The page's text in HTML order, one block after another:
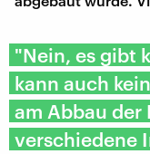
"Nein, es gibt
kann auch
am Abbau der
verschiedene